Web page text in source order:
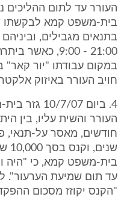
בית-משפט קמא לבקשתו
בתנאים מגבילים,
21:00 - 9:00,
במקום עבודתו "יור קאר"
חויב העורר באיזוק אלקטרוני
4. ביום 10/
חודשים, מאסר על-תנאי,
בית-משפט קמא, כי "היה
עד תום שמיעת הערעור".